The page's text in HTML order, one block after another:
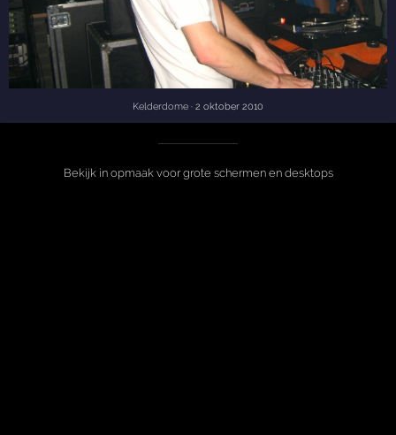
Kelderdome · 2 oktober 2010
Bekijk in opmaak voor grote schermen en desktops